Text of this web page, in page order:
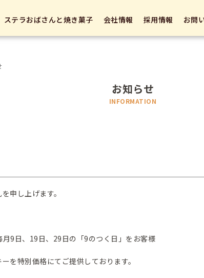
ステラおばさんと焼き菓子 会社情報 採用情報 お問
お知らせ
INFORMATION
申し上げます。
月9日、19日、29日の「9のつく日」をお客様
を特別価格にてご提供しております。